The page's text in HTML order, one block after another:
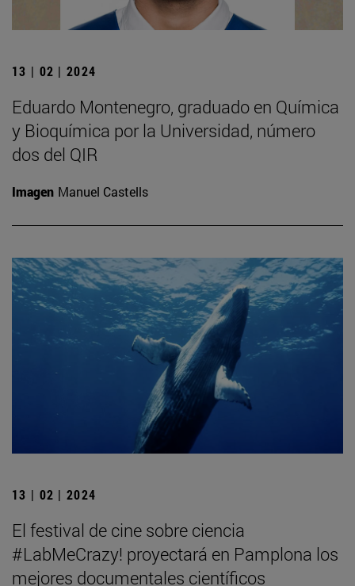
13 | 02 | 2024
Eduardo Montenegro, graduado en Química
y Bioquímica por la Universidad, número
dos del QIR
Imagen Manuel Castells
13 | 02 | 2024
El festival de cine sobre ciencia
#LabMeCrazy! proyectará en Pamplona los
mejores documentales científicos